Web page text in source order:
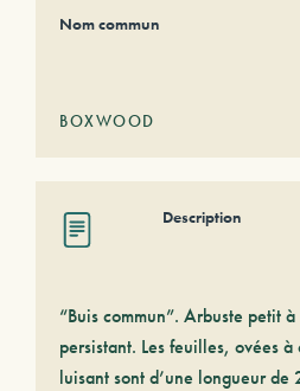
Nom commun
BOXWOOD
Description
“Buis commun”. Arbuste petit
persistant. Les feuilles, ovées
luisant sont d’une longueur de